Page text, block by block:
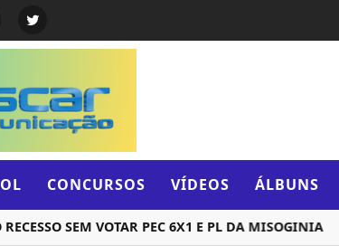
CONCURSOS VÍDEOS ÁLBUNS
SEM VOTAR PEC 6X1 E PL DA MISOGINIA